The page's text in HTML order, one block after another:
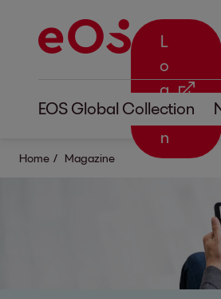
L
o
g
i
n
EOS Global Collection
Home Magazine